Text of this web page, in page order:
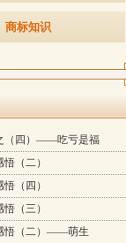
商标知识
（四）——吃亏是福
（二）
（四）
（三）
悟（二）——萌生